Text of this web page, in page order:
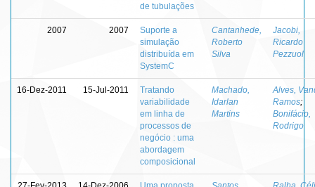
de tubulações
2007 2007
Suporte a
simulação
distribuída em
SystemC
Cantanhede,
Roberto
Silva
Jacobi,
Ricardo
Pezzuol
16-Dez-2011 15-Jul-2011
Tratando
variabilidade
em linha de
processos de
negócio : uma
abordagem
composicional
Machado,
Idarlan
Martins
Alves,
Ramos;
Bonifácio,
Rodrigo